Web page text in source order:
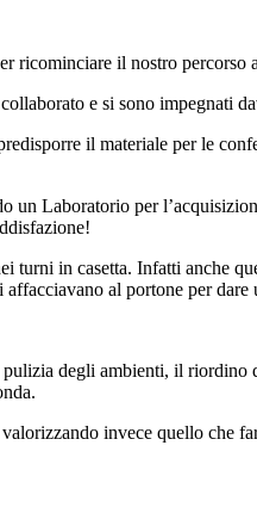
ricominciare il nostro percorso
e si sono impegnati
il materiale per le
un Laboratorio per
in casetta. Infatti anche
al portone per dare
degli ambienti, il riordino
invece quello che